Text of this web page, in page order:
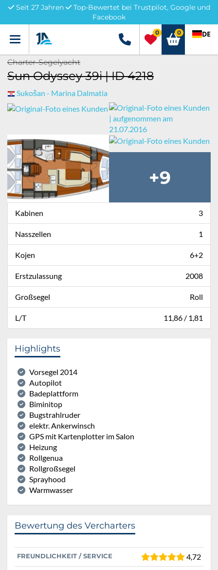
Seit 27 Jahren
Top-Bewertet bei Trustpilot, Google und
Facebook
Menü +49 5741 3222690
0 0 DE
Charter-Segelyacht
Sun Odyssey 39i | ID 4218
Sukošan - Marina Dalmatia
+9
Kabinen 3
Nasszellen 1
Kojen 6+2
Erstzulassung 2008
Großsegel Roll
L/T 11,86 / 1,81
Highlights
Vorsegel 2014
Autopilot
Badeplattform
Biminitop
Bugstrahlruder
elektr. Ankerwinsch
GPS mit Kartenplotter im Salon
Heizung
Rollgenua
Rollgroßsegel
Sprayhood
Warmwasser
Bewertung des Vercharters
FREUNDLICHKEIT / SERVICE 4,72